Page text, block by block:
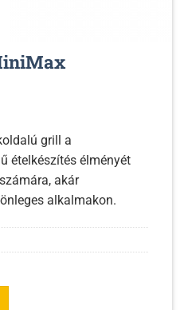
grill a
ételkészítés élményét
akár
alkalmakon.